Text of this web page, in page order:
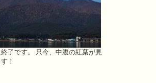
了です。 只今、中腹の紅葉が見
！